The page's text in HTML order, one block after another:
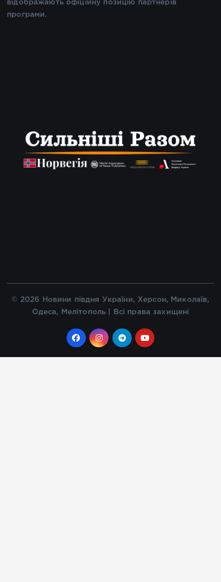
відображають офіційну позицію партнерів
програми.
© 2026 Новини півдня України, Херсон, Миколаїв,
Одеса, Мелітополь | Всі права захищені